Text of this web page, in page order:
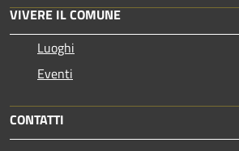
VIVERE IL COMUNE
Luoghi
Eventi
CONTATTI